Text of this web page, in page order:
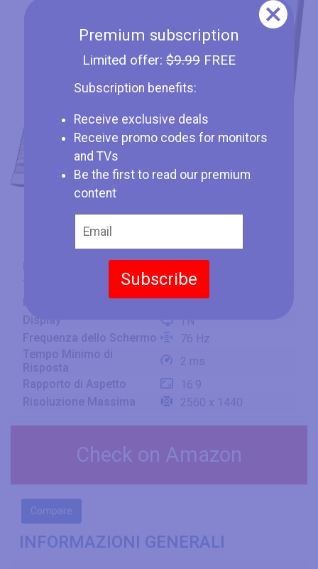
Premium subscription
Limited offer: $9.99FREE
Subscription benefits:
Receive exclusive deals
Receive promo codes for monitors
and TVs
Be the first to read our premium
content
Subscribe
Marca
Monitor
Dimensione Schermo
27" (inches)
Frequenza dello Schermo
76 Hz
Rapporto di Aspetto
16:9
Check on Amazon
Compare
INFORMAZIONI GENERALI